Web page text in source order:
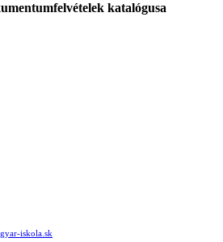
katalógusa
iskola.sk